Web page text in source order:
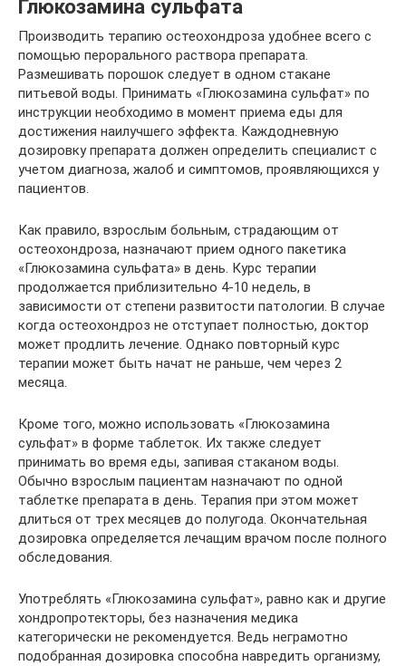
Глюкозамина сульфата
Производить терапию остеохондроза удобнее всего с
помощью перорального раствора препарата.
Размешивать порошок следует в одном стакане
питьевой воды. Принимать «Глюкозамина сульфат» по
инструкции необходимо в момент приема еды для
достижения наилучшего эффекта. Каждодневную
дозировку препарата должен определить специалист с
учетом диагноза, жалоб и симптомов, проявляющихся у
пациентов.
Как правило, взрослым больным, страдающим от
остеохондроза, назначают прием одного пакетика
«Глюкозамина сульфата» в день. Курс терапии
продолжается приблизительно 4-10 недель, в
зависимости от степени развитости патологии. В случае
когда остеохондроз не отступает полностью, доктор
может продлить лечение. Однако повторный курс
терапии может быть начат не раньше, чем через 2
месяца.
Кроме того, можно использовать «Глюкозамина
сульфат» в форме таблеток. Их также следует
принимать во время еды, запивая стаканом воды.
Обычно взрослым пациентам назначают по одной
таблетке препарата в день. Терапия при этом может
длиться от трех месяцев до полугода. Окончательная
дозировка определяется лечащим врачом после полного
обследования.
Употреблять «Глюкозамина сульфат», равно как и другие
хондропротекторы, без назначения медика
категорически не рекомендуется. Ведь неграмотно
подобранная дозировка способна навредить организму,